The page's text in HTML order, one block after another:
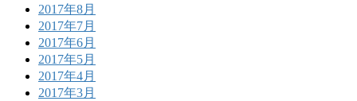
2017年8月
2017年7月
2017年6月
2017年5月
2017年4月
2017年3月